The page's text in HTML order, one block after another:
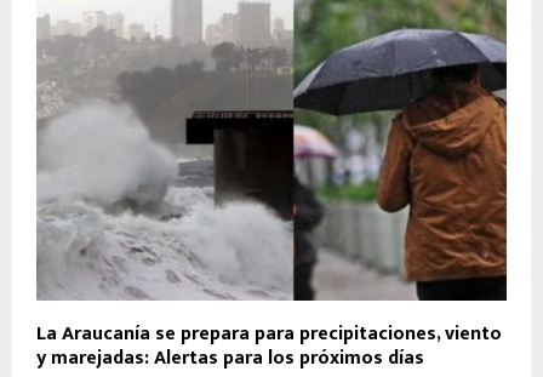
La Araucanía se prepara para precipitaciones, viento
y marejadas: Alertas para los próximos días